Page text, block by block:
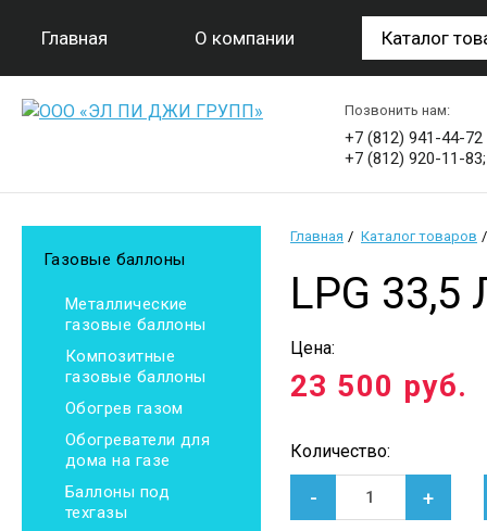
Главная О компании Каталог
Позвонить нам:
+7 (812) 941-44-72
+7 (812) 920-11-
Газовые баллоны
Металлические
газовые баллоны
Композитные
газовые баллоны
Обогрев газом
Обогреватели для
дома на газе
Баллоны под
техгазы
Главная Каталог товаров
LPG 33,5
Цена:
23 500 руб.
Количество:
- +